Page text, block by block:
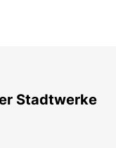
Stadtwerke